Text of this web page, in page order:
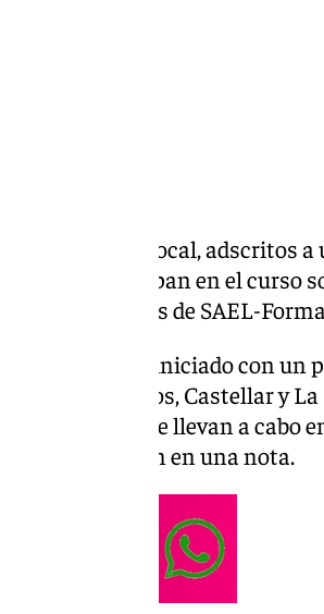
de la Policía Local,
Cádiz, participan en el curso
a través de SAEL-
ya se ha iniciado con un
Conil, Los Barrios, Castellar y
sesiones, que se llevan a cabo
la Diputación en una nota.